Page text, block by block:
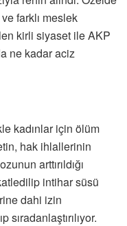
farklı meslek
kirli siyaset ile AKP
ne kadar aciz
kadınlar için ölüm
hak ihlallerinin
arttırıldığı
intihar süsü
dahi izin
sıradanlaştırılıyor.